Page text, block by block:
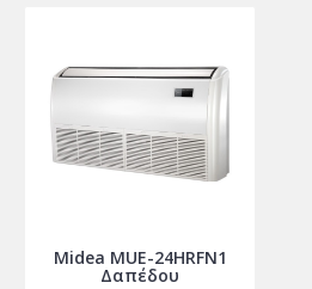
Midea MUE-24HRFN1
Δαπέδου